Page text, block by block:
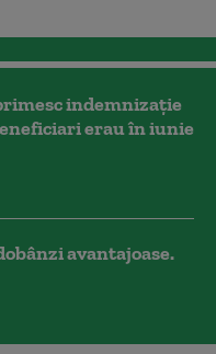
indemnizaţie
erau în iunie
avantajoase.